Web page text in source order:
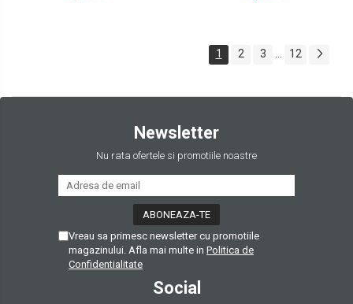
1 2 3 12
Newsletter
Nu rata ofertele si promotiile noastre
Vreau sa primesc newsletter cu promotiile
magazinului. Afla mai multe in Politica de
Confidentialitate
Social